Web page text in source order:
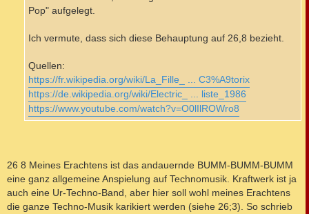
Pop" aufgelegt.
Ich vermute, dass sich diese Behauptung auf 26,8 bezieht.
Quellen:
https://fr.wikipedia.org/wiki/La_Fille_ ... C3%A9torix
https://de.wikipedia.org/wiki/Electric_ ... liste_1986
https://www.youtube.com/watch?v=O0lIlROWro8
26 8 Meines Erachtens ist das andauernde BUMM-BUMM-BUMM
eine ganz allgemeine Anspielung auf Technomusik. Kraftwerk ist ja
auch eine Ur-Techno-Band, aber hier soll wohl meines Erachtens
die ganze Techno-Musik karikiert werden (siehe 26;3). So schrieb